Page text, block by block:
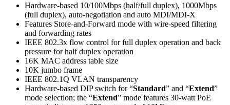
Hardware-based 10/100Mbps (half/full duplex), 1000Mbps
(full duplex), auto-negotiation and auto MDI/MDI-X
Features Store-and-Forward mode with wire-speed filtering
and forwarding rates
IEEE 802.3x flow control for full duplex operation and back
pressure for half duplex operation
16K MAC address table size
10K jumbo frame
IEEE 802.1Q VLAN transparency
Hardware-based DIP switch for “Standard” and “Extend”
mode selection; the “Extend” mode features 30-watt PoE